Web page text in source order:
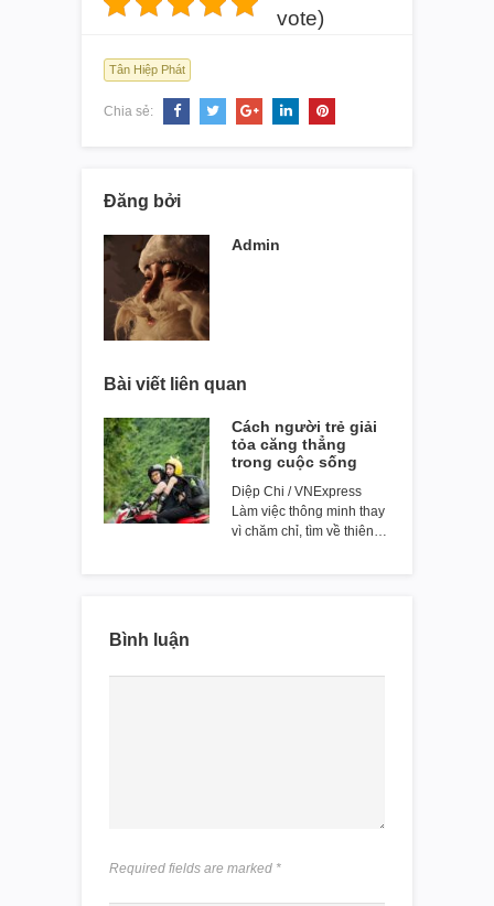
vote)
Tân Hiệp Phát
Chia sẻ:
Đăng bởi
Admin
Bài viết liên quan
Cách người trẻ giải
tỏa căng thẳng
trong cuộc sống
Diệp Chi / VNExpress
Làm việc thông minh thay
vì chăm chỉ, tìm về thiên…
Bình luận
Required fields are marked *